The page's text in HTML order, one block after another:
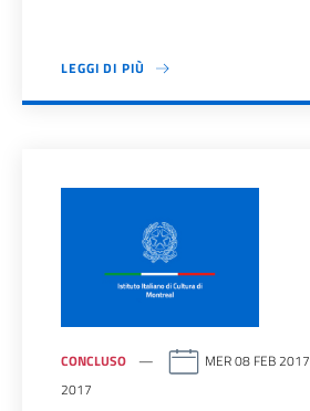
LEGGI DI PIÙ
CONCLUSO MER 08 FEB 2017
2017